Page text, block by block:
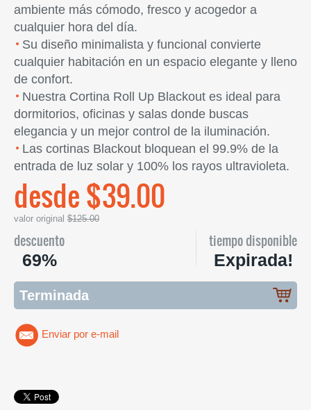
ambiente más cómodo, fresco y acogedor a
cualquier hora del día.
Su diseño minimalista y funcional convierte
cualquier habitación en un espacio elegante y lleno
de confort.
Nuestra Cortina Roll Up Blackout es ideal para
dormitorios, oficinas y salas donde buscas
elegancia y un mejor control de la iluminación.
Las cortinas Blackout bloquean el 99.9% de la
entrada de luz solar y 100% los rayos ultravioleta.
desde $39.00
valor original $125.00
descuento
69%
tiempo disponible
Expirada!
Terminada
Enviar por e-mail